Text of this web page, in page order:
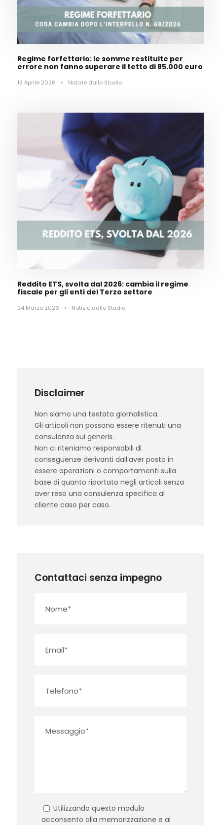
Regime forfettario: le somme restituite per
errore non fanno superare il tetto di 85.000 euro
13 Aprile 2026 • Notizie dallo Studio
Reddito ETS, svolta dal 2026: cambia il regime
fiscale per gli enti del Terzo settore
24 Marzo 2026 • Notizie dallo Studio
Disclaimer
Non siamo una testata giornalistica.
Gli articoli non possono essere ritenuti una
consulenza sui generis.
Non ci riteniamo responsabili di
conseguenze derivanti dall’aver posto in
essere operazioni o comportamenti sulla
base di quanto riportato negli articoli senza
aver reso una consulenza specifica al
cliente caso per caso.
Contattaci senza impegno
Utilizzando questo modulo
acconsento alla memorizzazione e al